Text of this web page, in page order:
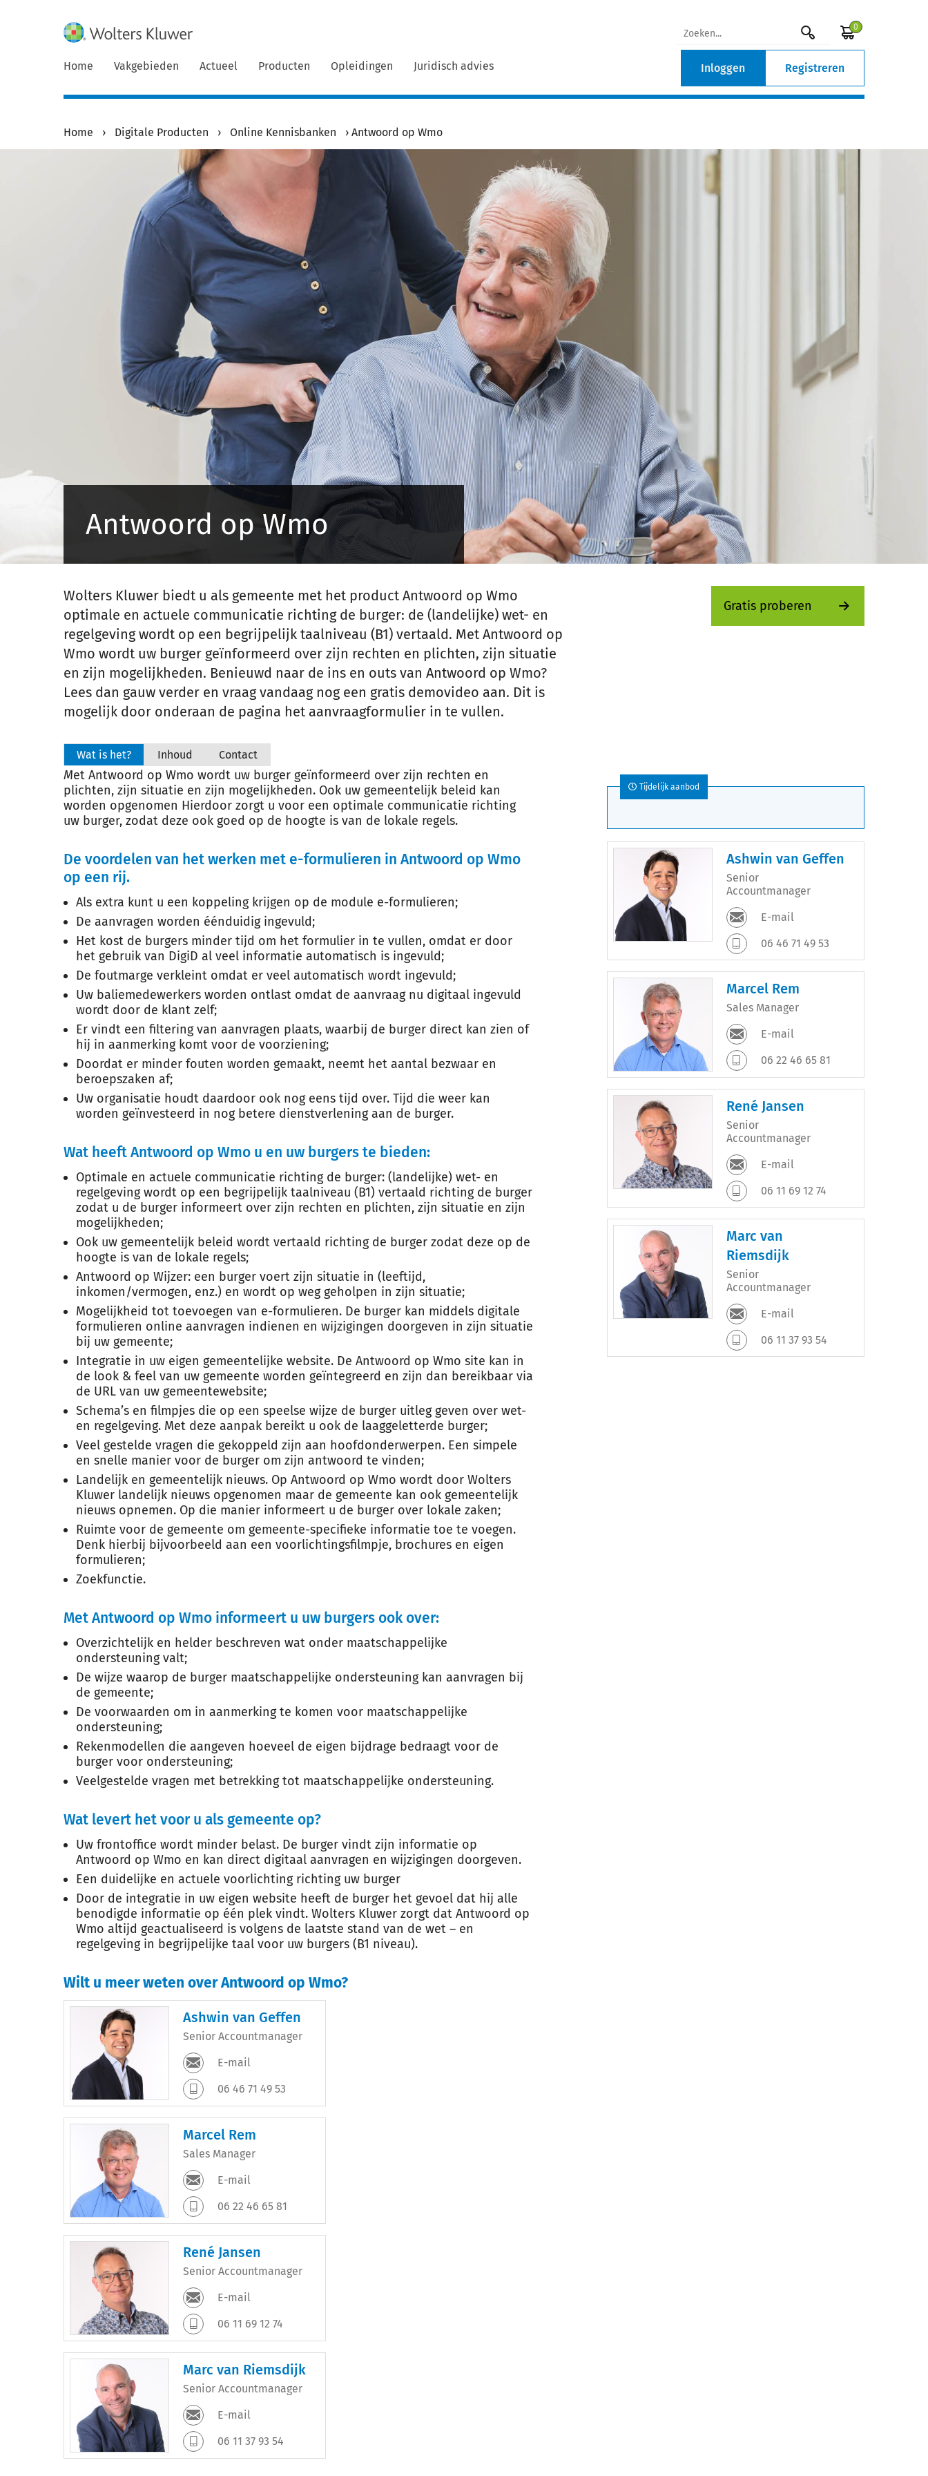
0
Home Vakgebieden Actueel Producten Opleidingen Juridisch advies Inloggen Registreren
Home › Digitale Producten › Online Kennisbanken › Antwoord op Wmo
Antwoord op Wmo
Wolters Kluwer biedt u als gemeente met het product Antwoord op Wmo
optimale en actuele communicatie richting de burger: de (landelijke) wet- en
regelgeving wordt op een begrijpelijk taalniveau (B1) vertaald. Met Antwoord op
Wmo wordt uw burger geïnformeerd over zijn rechten en plichten, zijn situatie
en zijn mogelijkheden. Benieuwd naar de ins en outs van Antwoord op Wmo?
Lees dan gauw verder en vraag vandaag nog een gratis demovideo aan. Dit is
mogelijk door onderaan de pagina het aanvraagformulier in te vullen.
Gratis proberen
Wat is het? Inhoud Contact
Met Antwoord op Wmo wordt uw burger geïnformeerd over zijn rechten en
plichten, zijn situatie en zijn mogelijkheden. Ook uw gemeentelijk beleid kan
worden opgenomen Hierdoor zorgt u voor een optimale communicatie richting
uw burger, zodat deze ook goed op de hoogte is van de lokale regels.
De voordelen van het werken met e-formulieren in Antwoord op Wmo
op een rij.
Als extra kunt u een koppeling krijgen op de module e-formulieren;
De aanvragen worden éénduidig ingevuld;
Het kost de burgers minder tijd om het formulier in te vullen, omdat er door
het gebruik van DigiD al veel informatie automatisch is ingevuld;
De foutmarge verkleint omdat er veel automatisch wordt ingevuld;
Uw baliemedewerkers worden ontlast omdat de aanvraag nu digitaal ingevuld
wordt door de klant zelf;
Er vindt een filtering van aanvragen plaats, waarbij de burger direct kan zien of
hij in aanmerking komt voor de voorziening;
Doordat er minder fouten worden gemaakt, neemt het aantal bezwaar en
beroepszaken af;
Uw organisatie houdt daardoor ook nog eens tijd over. Tijd die weer kan
worden geïnvesteerd in nog betere dienstverlening aan de burger.
Wat heeft Antwoord op Wmo u en uw burgers te bieden:
Optimale en actuele communicatie richting de burger: (landelijke) wet- en
regelgeving wordt op een begrijpelijk taalniveau (B1) vertaald richting de burger
zodat u de burger informeert over zijn rechten en plichten, zijn situatie en zijn
mogelijkheden;
Ook uw gemeentelijk beleid wordt vertaald richting de burger zodat deze op de
hoogte is van de lokale regels;
Antwoord op Wijzer: een burger voert zijn situatie in (leeftijd,
inkomen/vermogen, enz.) en wordt op weg geholpen in zijn situatie;
Mogelijkheid tot toevoegen van e-formulieren. De burger kan middels digitale
formulieren online aanvragen indienen en wijzigingen doorgeven in zijn situatie
bij uw gemeente;
Integratie in uw eigen gemeentelijke website. De Antwoord op Wmo site kan in
de look & feel van uw gemeente worden geïntegreerd en zijn dan bereikbaar via
de URL van uw gemeentewebsite;
Schema’s en filmpjes die op een speelse wijze de burger uitleg geven over wet-
en regelgeving. Met deze aanpak bereikt u ook de laaggeletterde burger;
Veel gestelde vragen die gekoppeld zijn aan hoofdonderwerpen. Een simpele
en snelle manier voor de burger om zijn antwoord te vinden;
Landelijk en gemeentelijk nieuws. Op Antwoord op Wmo wordt door Wolters
Kluwer landelijk nieuws opgenomen maar de gemeente kan ook gemeentelijk
nieuws opnemen. Op die manier informeert u de burger over lokale zaken;
Ruimte voor de gemeente om gemeente-specifieke informatie toe te voegen.
Denk hierbij bijvoorbeeld aan een voorlichtingsfilmpje, brochures en eigen
formulieren;
Zoekfunctie.
Met Antwoord op Wmo informeert u uw burgers ook over:
Overzichtelijk en helder beschreven wat onder maatschappelijke
ondersteuning valt;
De wijze waarop de burger maatschappelijke ondersteuning kan aanvragen bij
de gemeente;
De voorwaarden om in aanmerking te komen voor maatschappelijke
ondersteuning;
Rekenmodellen die aangeven hoeveel de eigen bijdrage bedraagt voor de
burger voor ondersteuning;
Veelgestelde vragen met betrekking tot maatschappelijke ondersteuning.
Wat levert het voor u als gemeente op?
Uw frontoffice wordt minder belast. De burger vindt zijn informatie op
Antwoord op Wmo en kan direct digitaal aanvragen en wijzigingen doorgeven.
Een duidelijke en actuele voorlichting richting uw burger
Door de integratie in uw eigen website heeft de burger het gevoel dat hij alle
benodigde informatie op één plek vindt. Wolters Kluwer zorgt dat Antwoord op
Wmo altijd geactualiseerd is volgens de laatste stand van de wet – en
regelgeving in begrijpelijke taal voor uw burgers (B1 niveau).
Wilt u meer weten over Antwoord op Wmo?
Ashwin van Geffen
Senior Accountmanager
E-mail
06 46 71 49 53
Marcel Rem
Sales Manager
E-mail
06 22 46 65 81
René Jansen
Senior Accountmanager
E-mail
06 11 69 12 74
Marc van Riemsdijk
Senior Accountmanager
E-mail
06 11 37 93 54
Tijdelijk aanbod
Ashwin van Geffen
Senior
Accountmanager
E-mail
06 46 71 49 53
Marcel Rem
Sales Manager
E-mail
06 22 46 65 81
René Jansen
Senior
Accountmanager
E-mail
06 11 69 12 74
Marc van
Riemsdijk
Senior
Accountmanager
E-mail
06 11 37 93 54